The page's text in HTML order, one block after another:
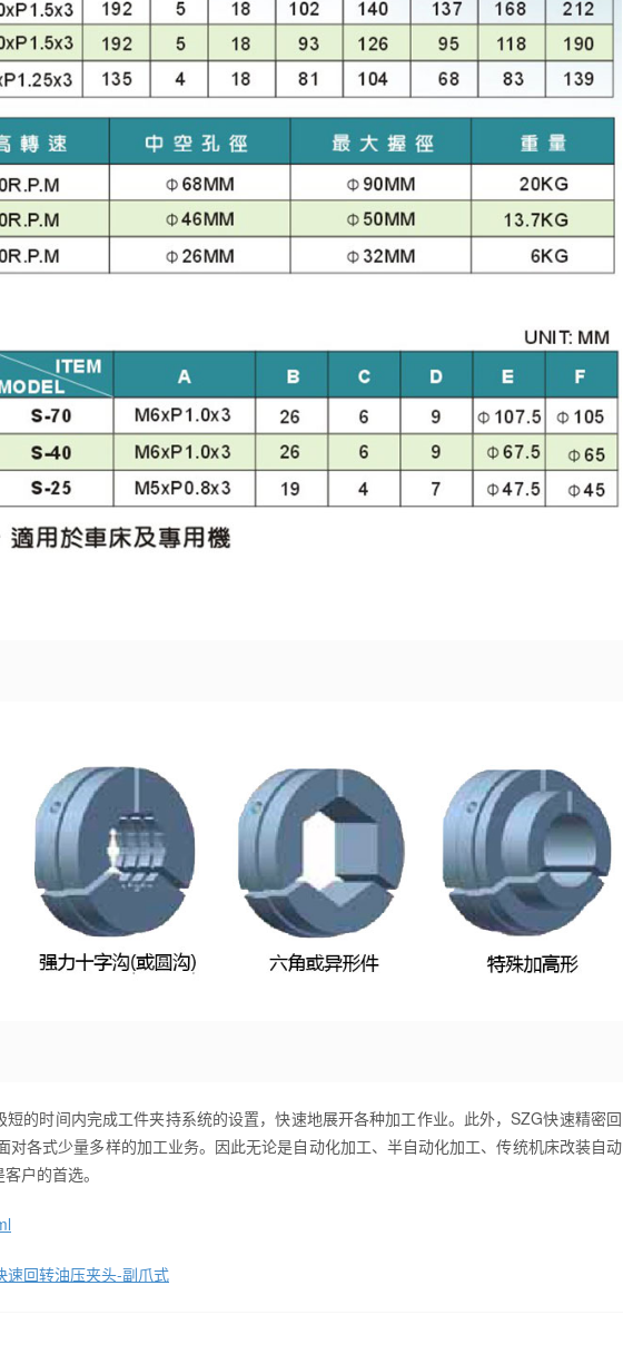
的时间内完成工件夹持系统的设置，快速地展开各种加工作业。此外，SZG快速精密回
各式少量多样的加工业务。因此无论是自动化加工、半自动化加工、传统机床改装自动
户的首选。
速回转油压夹头-副爪式